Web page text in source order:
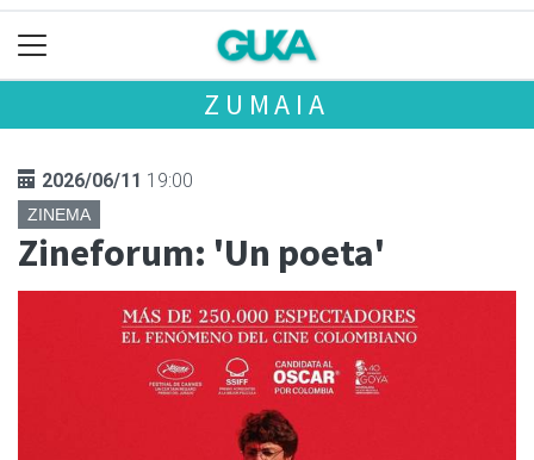
ZUMAIA
2026/06/11 19:00
ZINEMA
Zineforum: 'Un poeta'